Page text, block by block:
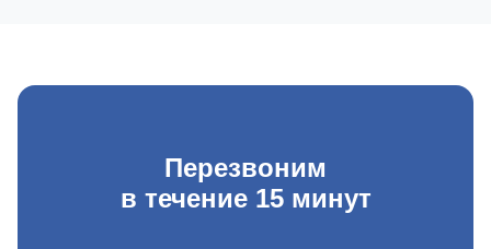
Перезвоним
в течение 15 минут